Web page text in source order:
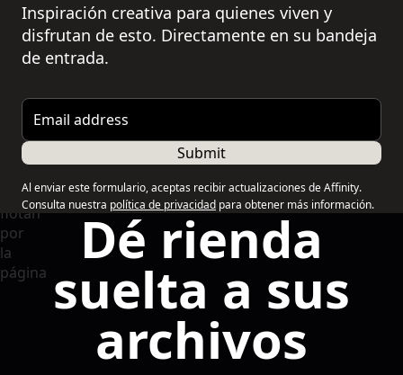
Inspiración creativa para quienes viven y
disfrutan de esto. Directamente en su bandeja
de entrada.
Email address
Submit
Al enviar este formulario, aceptas recibir actualizaciones de Affinity.
Consulta nuestra política de privacidad para obtener más información.
Dé rienda
suelta a sus
archivos